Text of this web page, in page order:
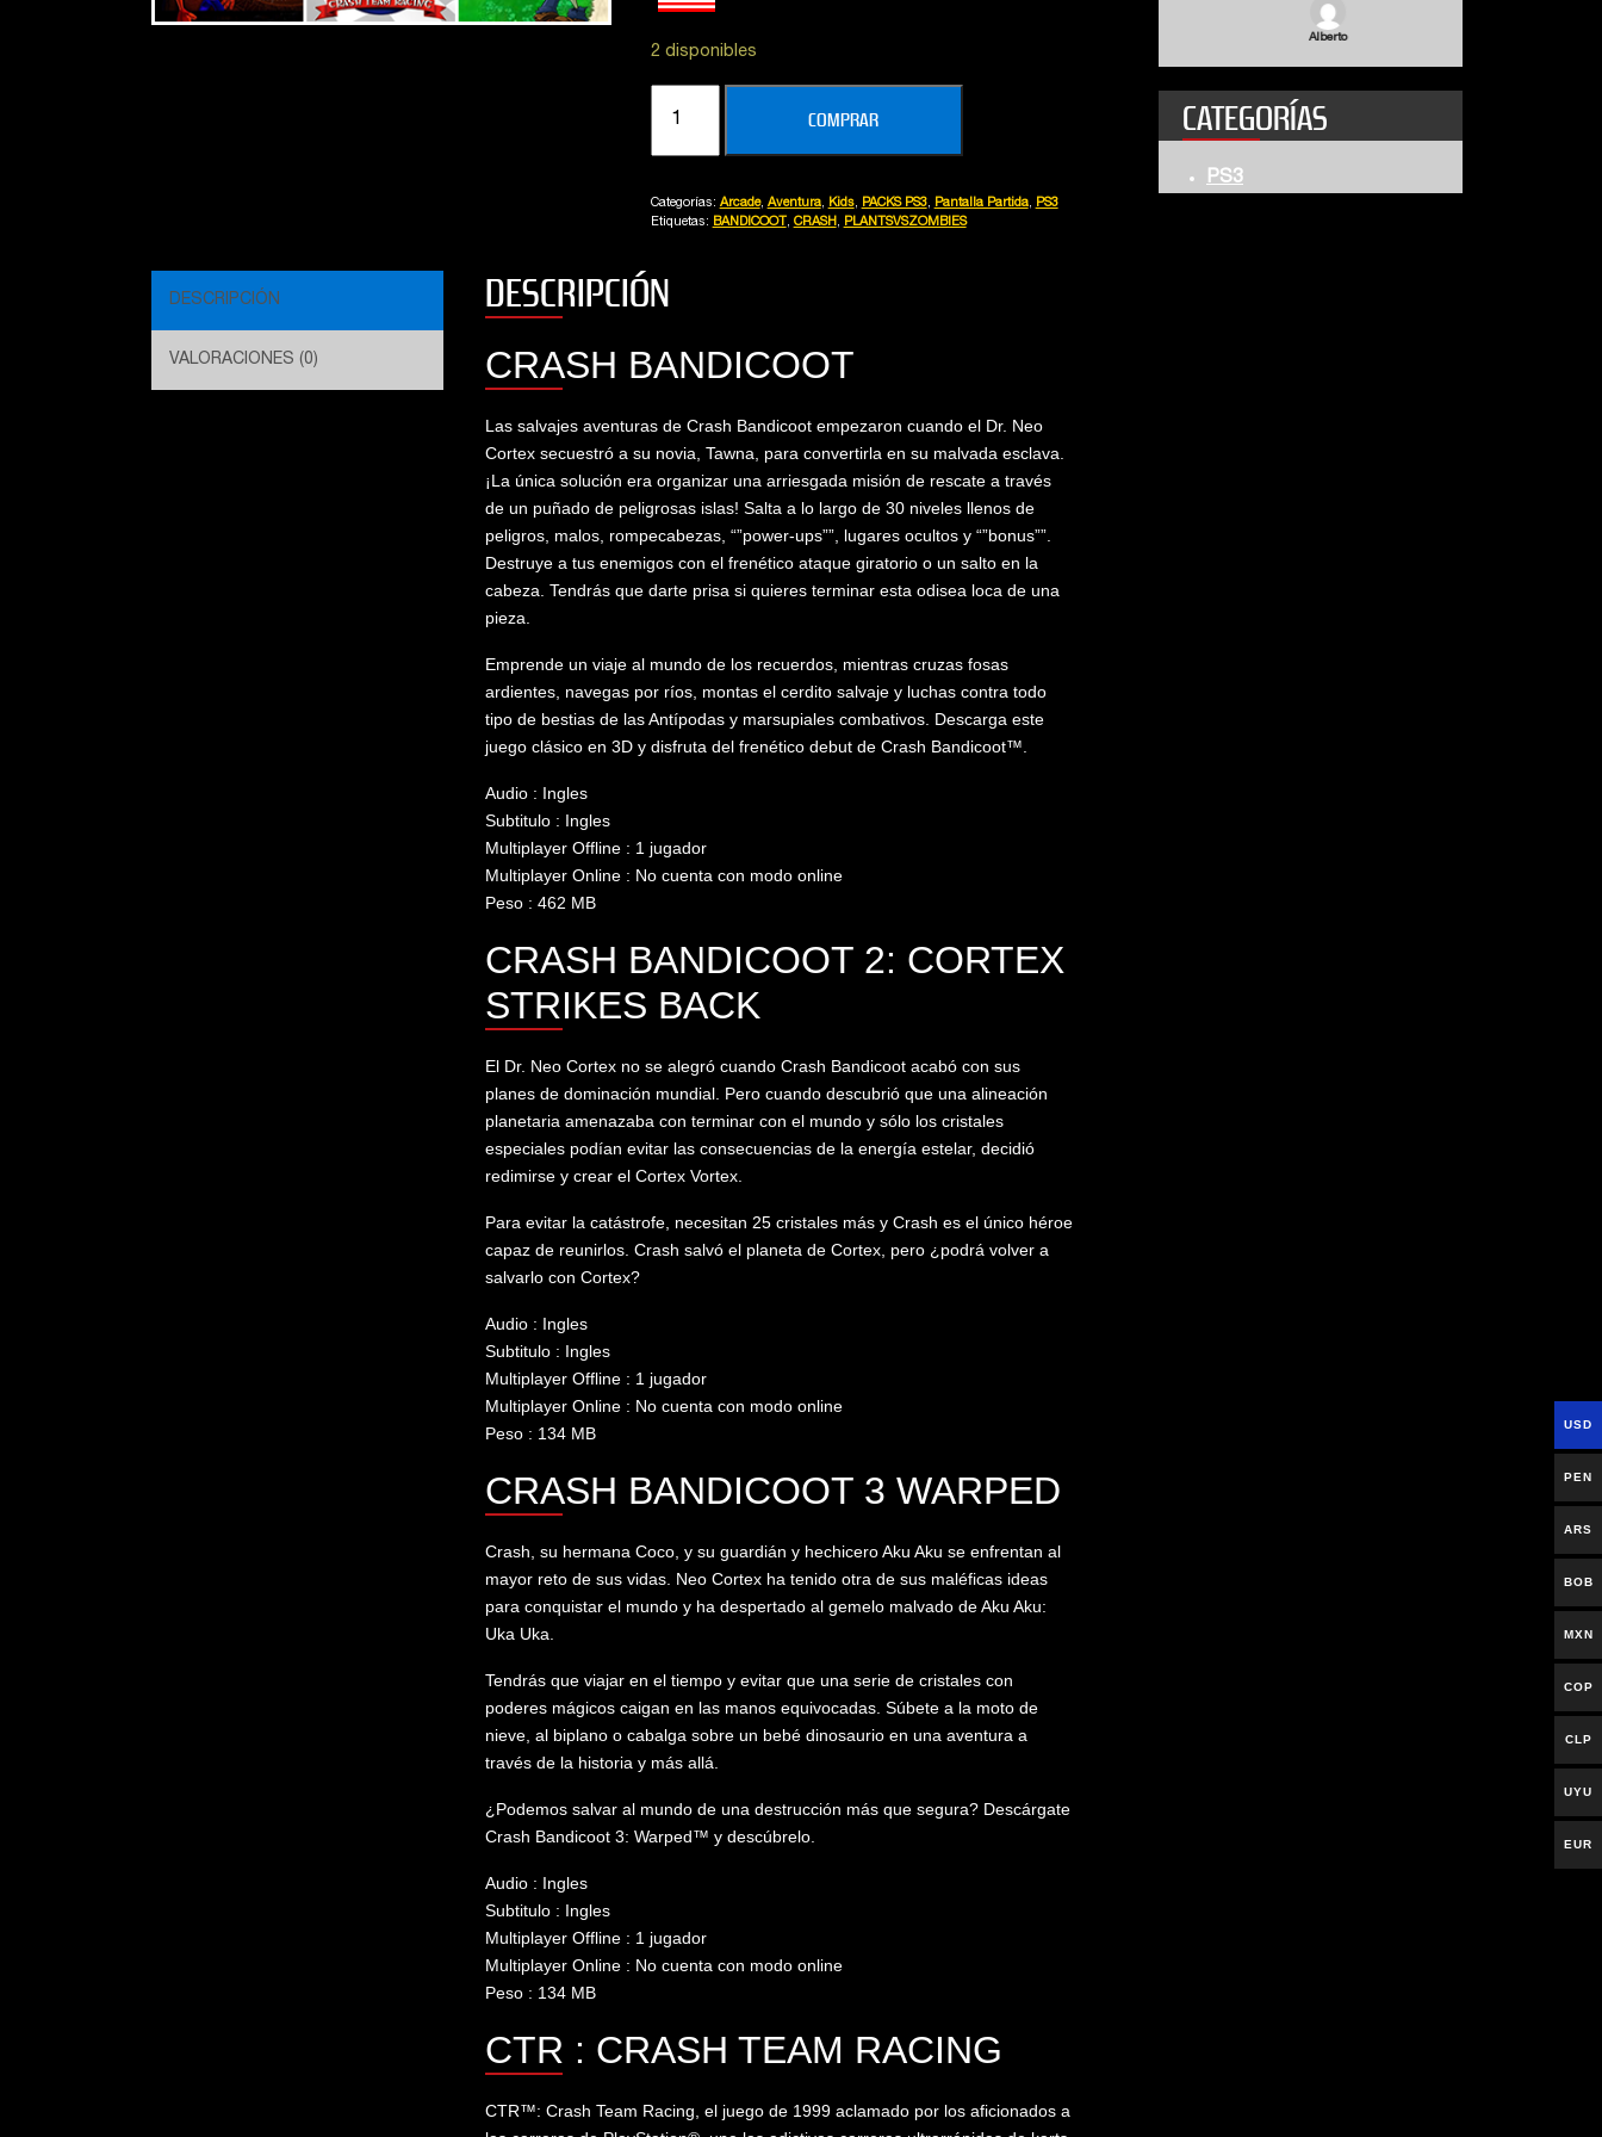
2 disponibles
CRASH
COLECCIÓN
+
ZOMBIES
COMPRAR
Categorías: Arcade, Aventura, Kids, PACKS PS3, Pantalla Partida, PS3
Etiquetas: BANDICOOT , CRASH , PLANTSVSZOMBIES
DESCRIPCIÓN
VALORACIONES (0)
DESCRIPCIÓN
CRASH BANDICOOT
Las salvajes aventuras de Crash Bandicoot empezaron cuando el Dr. Neo
Cortex secuestró a su novia, Tawna, para convertirla en su malvada esclava.
¡La única solución era organizar una arriesgada misión de rescate a través
de un puñado de peligrosas islas! Salta a lo largo de 30 niveles llenos de
peligros, malos, rompecabezas, “”power-ups””, lugares ocultos y “”bonus””.
Destruye a tus enemigos con el frenético ataque giratorio o un salto en la
cabeza. Tendrás que darte prisa si quieres terminar esta odisea loca de una
pieza.
Emprende un viaje al mundo de los recuerdos, mientras cruzas fosas
ardientes, navegas por ríos, montas el cerdito salvaje y luchas contra todo
tipo de bestias de las Antípodas y marsupiales combativos. Descarga este
juego clásico en 3D y disfruta del frenético debut de Crash Bandicoot™.
Audio : Ingles
Subtitulo : Ingles
Multiplayer Offline : 1 jugador
Multiplayer Online : No cuenta con modo online
Peso : 462 MB
CRASH BANDICOOT 2: CORTEX
STRIKES BACK
El Dr. Neo Cortex no se alegró cuando Crash Bandicoot acabó con sus
planes de dominación mundial. Pero cuando descubrió que una alineación
planetaria amenazaba con terminar con el mundo y sólo los cristales
especiales podían evitar las consecuencias de la energía estelar, decidió
redimirse y crear el Cortex Vortex.
Para evitar la catástrofe, necesitan 25 cristales más y Crash es el único héroe
capaz de reunirlos. Crash salvó el planeta de Cortex, pero ¿podrá volver a
salvarlo con Cortex?
Audio : Ingles
Subtitulo : Ingles
Multiplayer Offline : 1 jugador
Multiplayer Online : No cuenta con modo online
Peso : 134 MB
CRASH BANDICOOT 3 WARPED
Crash, su hermana Coco, y su guardián y hechicero Aku Aku se enfrentan al
mayor reto de sus vidas. Neo Cortex ha tenido otra de sus maléficas ideas
para conquistar el mundo y ha despertado al gemelo malvado de Aku Aku:
Uka Uka.
Tendrás que viajar en el tiempo y evitar que una serie de cristales con
poderes mágicos caigan en las manos equivocadas. Súbete a la moto de
nieve, al biplano o cabalga sobre un bebé dinosaurio en una aventura a
través de la historia y más allá.
¿Podemos salvar al mundo de una destrucción más que segura? Descárgate
Crash Bandicoot 3: Warped™ y descúbrelo.
Audio : Ingles
Subtitulo : Ingles
Multiplayer Offline : 1 jugador
Multiplayer Online : No cuenta con modo online
Peso : 134 MB
CTR : CRASH TEAM RACING
CTR™: Crash Team Racing, el juego de 1999 aclamado por los aficionados a
gracias T.T
Alberto
CATEGORÍAS
PS3
USD
PEN
ARS
BOB
MXN
COP
CLP
UYU
EUR